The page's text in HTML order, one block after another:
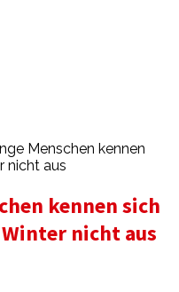
Menschen kennen
nicht aus
kennen sich
nicht aus